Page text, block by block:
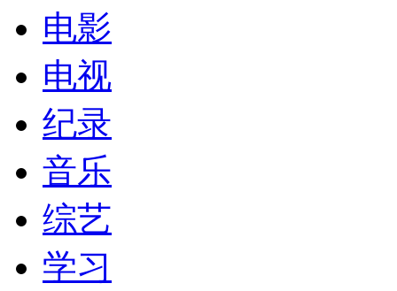
电影
电视
纪录
音乐
综艺
学习